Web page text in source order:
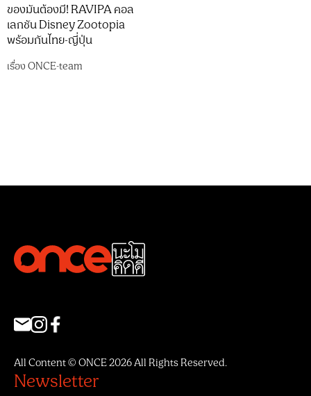
ของมันต้องมี! RAVIPA คอล
เลกชัน Disney Zootopia
พร้อมกันไทย-ญี่ปุ่น
เรื่องONCE-team
All Content © ONCE 2026 All Rights Reserved.
Newsletter